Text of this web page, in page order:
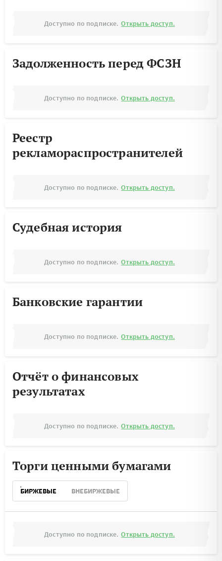
Доступно по подписке. Открыть доступ.
Задолженность перед ФСЗН
Доступно по подписке. Открыть доступ.
Реестр
рекламораспространителей
Доступно по подписке. Открыть доступ.
Судебная история
Доступно по подписке. Открыть доступ.
Банковские гарантии
Доступно по подписке. Открыть доступ.
Отчёт о финансовых
результатах
Доступно по подписке. Открыть доступ.
Торги ценными бумагами
БИРЖЕВЫЕ ВНЕБИРЖЕВЫЕ
Доступно по подписке. Открыть доступ.